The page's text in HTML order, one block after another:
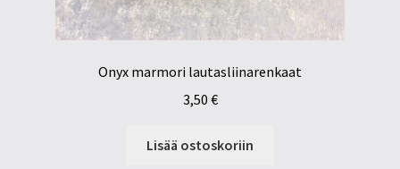
Onyx marmori lautasliinarenkaat
3,50 €
Lisää ostoskoriin